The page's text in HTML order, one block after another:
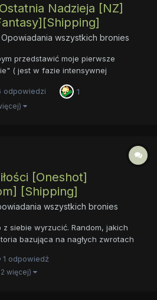
Nadzieja [NZ]
Opowiadania wszystkich bronies
przedstawić moje pierwsze
( jest w fazie intensywnej
nad Equestrią. Czy uda się
zagładzie? Jak potoczą się losy
odpowiedzi 1
[Oneshot]
[Shipping]
wszystkich bronies
siebie wyrzucić. Random, jakich
bazująca na nagłych zwrotach
1 odpowiedź
2 więcej)